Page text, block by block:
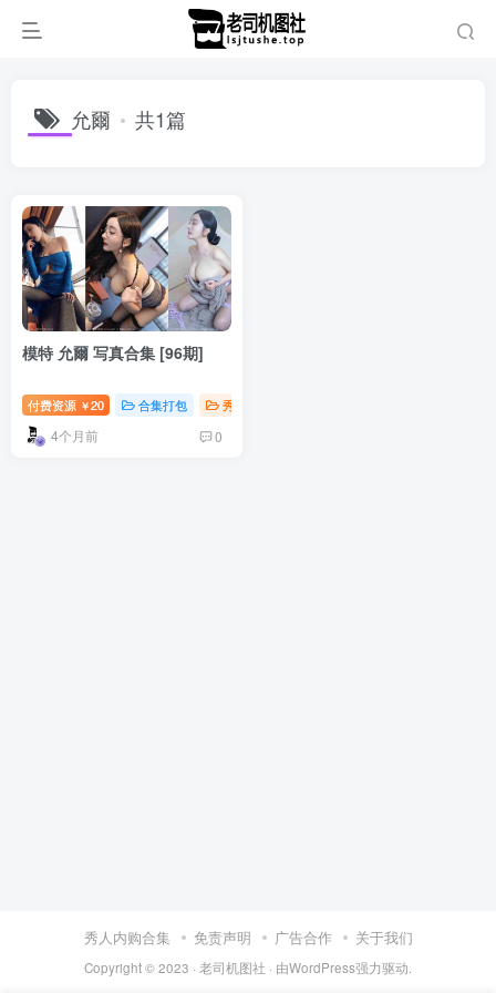
允爾 共1篇
模特 允爾 写真合集 [96期]
付费资源 ￥20 合集打包 秀人写真
4个月前 0
秀人内购合集 免责声明 广告合作 关于我们
Copyright © 2023 · 老司机图社 · 由WordPress强力驱动.